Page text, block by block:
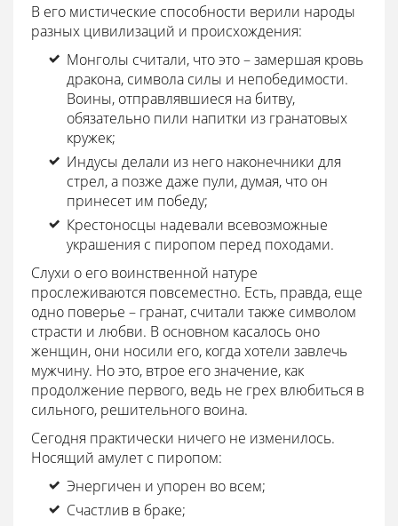
В его мистические способности верили народы
разных цивилизаций и происхождения:
Монголы считали, что это – замершая кровь
дракона, символа силы и непобедимости.
Воины, отправлявшиеся на битву,
обязательно пили напитки из гранатовых
кружек;
Индусы делали из него наконечники для
стрел, а позже даже пули, думая, что он
принесет им победу;
Крестоносцы надевали всевозможные
украшения с пиропом перед походами.
Слухи о его воинственной натуре
прослеживаются повсеместно. Есть, правда, еще
одно поверье – гранат, считали также символом
страсти и любви. В основном касалось оно
женщин, они носили его, когда хотели завлечь
мужчину. Но это, втрое его значение, как
продолжение первого, ведь не грех влюбиться в
сильного, решительного воина.
Сегодня практически ничего не изменилось.
Носящий амулет с пиропом:
Энергичен и упорен во всем;
Счастлив в браке;